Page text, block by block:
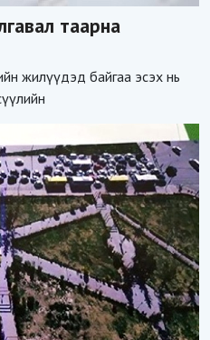
таарна
жилүүдэд байгаа эсэх нь